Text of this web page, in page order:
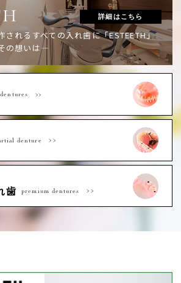
されるすべての入れ歯に「ESTEETH」
の想いは―
詳細はこちら
denture
歯 premium dentures